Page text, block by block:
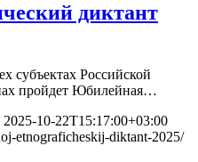
диктант
субъектах Российской
пройдет Юбилейная…
2025-10-22T15:17:00+03:00
etnograficheskij-diktant-2025/